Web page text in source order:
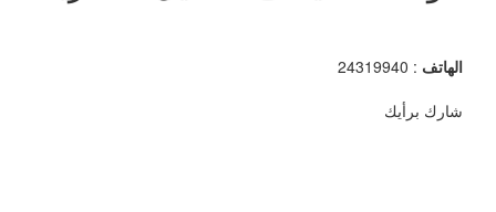
الهاتف : 24319940
شارك برأيك